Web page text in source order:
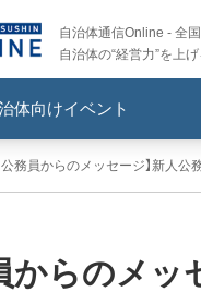
自治体通信Online - 全国
自治体の“経営力”を上
体向けイベント
公務員からのメッセージ】新人
からのメ